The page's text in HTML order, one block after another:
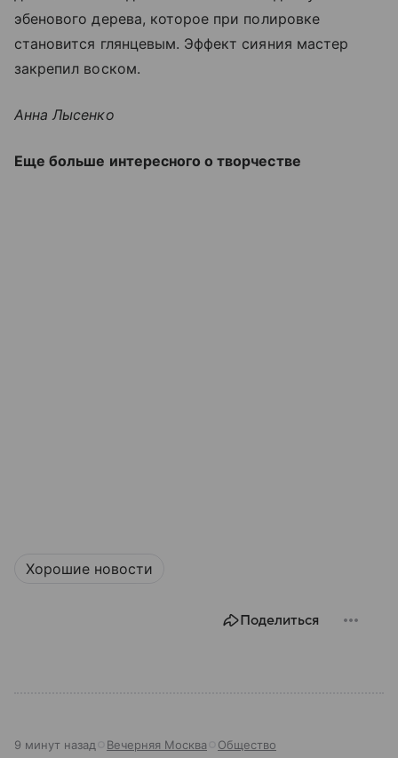
эбенового дерева, которое при полировке
становится глянцевым. Эффект сияния мастер
закрепил воском.
Анна Лысенко
Еще больше интересного о творчестве
Хорошие новости
Поделиться
9 минут назад Вечерняя Москва Общество